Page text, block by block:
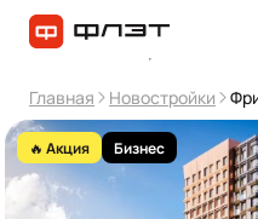
Главная Новостройки
🔥 Акция Бизнес